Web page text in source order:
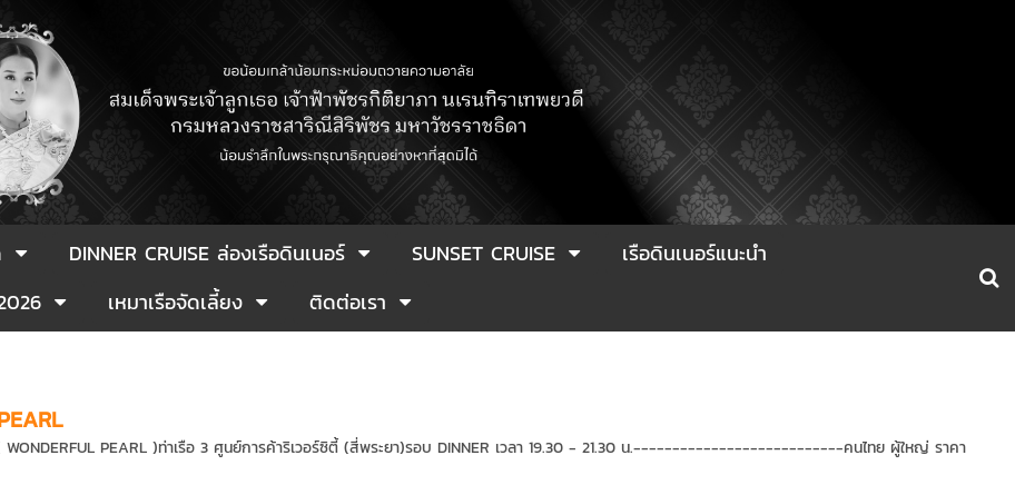
DINNER CRUISE ล่องเรือดินเนอร์ SUNSET CRUISE
เรือดินเนอร์แนะนำ
เหมาเรือจัดเลี้ยง ติดต่อเรา
WONDERFUL PEARL )ท่าเรือ 3 ศูนย์การค้าริเวอร์ซิตี้ (สี่พระยา)รอบ DINNER เวลา 19.30 - 21.30 น.---------------------------คนไทย ผู้ใหญ่ ราคา